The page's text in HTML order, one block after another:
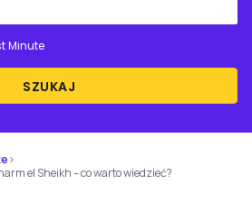
SZUKAJ
Minute
›
el Sheikh – co warto wiedzieć?